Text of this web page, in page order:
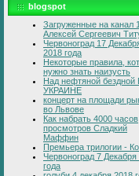
blogspot
Загруженные на канал
Алексей Сергеевич
Червоноград 17
2018 года
Некоторые правила,
нужно знать наизусть
Над нефтяной бездной
УКРАИНЕ
концерт на площади
во Львове
Как набрать 4000 часов
просмотров Сладкий
Маффин
Премьера трилогии -
Червоноград 7 Декабря
года